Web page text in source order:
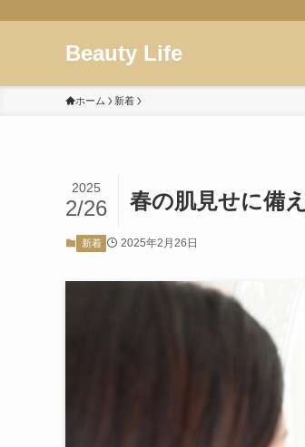
Beauty Life
ホーム 新着
春の肌見せに備
2025
2/26
新着 2025年2月26日